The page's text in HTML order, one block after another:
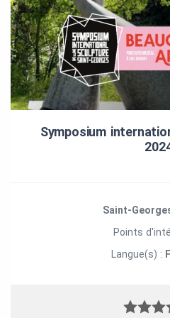
Symposium
Saint-
Points
Langue(s) :